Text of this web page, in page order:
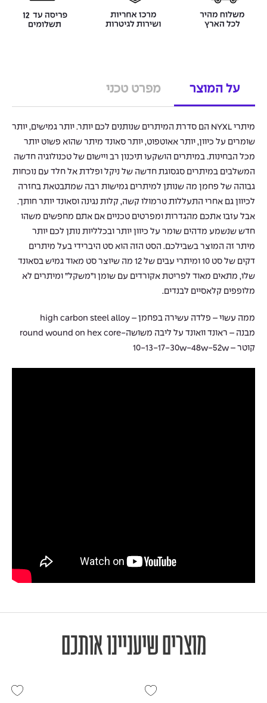
על המוצר מפרט טכני
מיתרי NYXL הם סדרת המיתרים שנותנים לכם יותר. יותר גמישים, יותר
שומרים על כיוון, יותר אאוטפוט, יותר סאונד מיתר שהוא פשוט יותר
מכל הבחינות. במיתרים הושקעו תיכנון רב ויישום של טכנולוגיה חדשה
המשלבים במיתרים סגסוגת חדשה של ניקל ופלדת אל חלד עם נוכחות
גבוהה של פחמן מה שנותן למיתרים גמישות רבה שמתבטאת בחזרה
לכיוון גם אחרי התעללות טרמולו קשה, קלות נגינה וסאונד יותר חותך.
אבל עזבו אתכם מהגדרות ומפרטים טכניים אם אתם מחפשים משהו
חדש שנשמע מדהים שומר על כיוון יותר ובכלליות נותן לכם יותר
מיתר זה המוצר בשבילכם. הסט הזה הוא סט היברידי בעל מיתרים
דקים של סט 10 ומיתרי עבים של 12 מה שיוצר סט מאוד גמיש בסאונד
שלו, מתאים מאוד לפריטת אקורדים עם שומן ו”משקל” ומיתרים לא
מלופפים קלאסיים לבנדים.
ממה עשוי – פלדה עשירה בפחמן – high carbon steel alloy
מבנה – ראונד וואונד על ליבה משושה-round wound on hex core
קוטר – 10-13-17-30w-48w-52w
מוצרים שיעניינו אותכם